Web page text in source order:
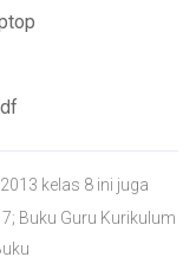
kelas 8 ini juga
Buku Guru Kurikulum